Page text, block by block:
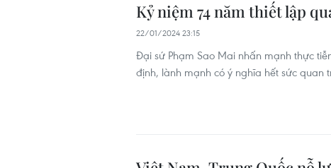
Kỷ niệm 74 năm thiết lập
22/01/2024 23:15
Đại sứ Phạm Sao Mai nhấn mạnh thực
định, lành mạnh có ý nghĩa hết sức quan